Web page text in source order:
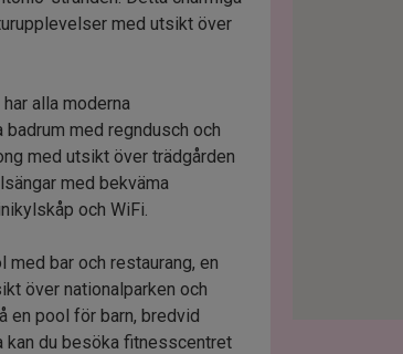
med utsikt över
alla moderna
badrum med regndusch och
med utsikt över trädgården
med bekväma
och WiFi.
bar och restaurang, en
över nationalparken och
en pool för barn, bredvid
kan du besöka fitnesscentret